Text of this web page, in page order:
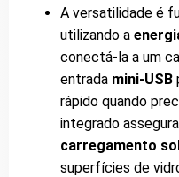
A versatilidade é
utilizando a
conectá-la a um
entrada mini-USB
rápido quando
integrado
carregamento
superfícies de